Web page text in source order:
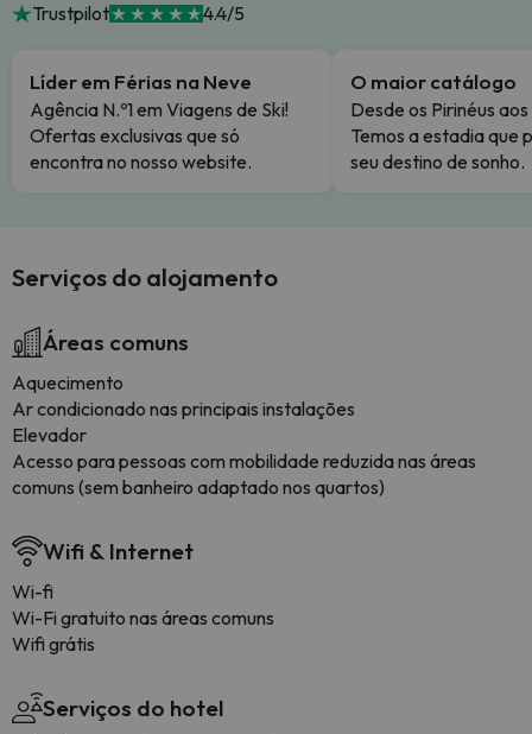
Trustpilot 4.4/5
Líder em Férias na Neve
Agência N.º1 em Viagens de Ski!
Ofertas exclusivas que só
encontra no nosso website.
O maior catálogo
Desde os Pirinéus
Temos a estadia que
seu destino de sonho.
Serviços do alojamento
Áreas comuns
Aquecimento
Ar condicionado nas principais instalações
Elevador
Acesso para pessoas com mobilidade reduzida nas áreas
comuns (sem banheiro adaptado nos quartos)
Wifi & Internet
Wi-fi
Wi-Fi gratuito nas áreas comuns
Wifi grátis
Serviços do hotel